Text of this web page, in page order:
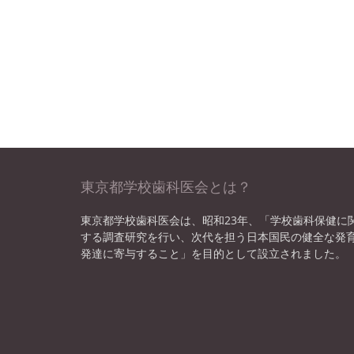
東京都学校歯科医会とは？
東京都学校歯科医会は、昭和23年、「学校歯科保健に
する調査研究を行い、次代を担う日本国民の健全な発
発達に寄与すること」を目的として設立されました。